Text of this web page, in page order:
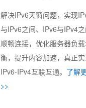
解决IPv6天窗问题，实现
与IPv6之间、IPv6与IPv4
顺畅连接，优化服务器负
衡，提升内容加速，真正
IPv6-IPv4互联互通。 了解
>>